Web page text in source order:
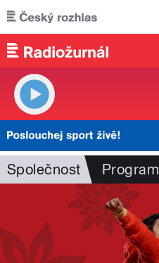
Přejít k hlavnímu obsahu
Společnost Program